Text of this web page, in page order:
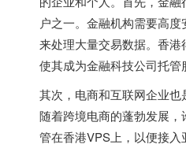
户之一。金融机构需要高
来处理大量交易数据。香
使其成为金融科技公司托管
其次，电商和互联网企业也
随着跨境电商的蓬勃发展
管在香港VPS上，以便接